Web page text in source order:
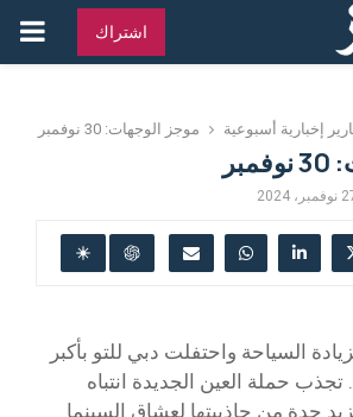
اشتراك
إخبارية أسبوعية موجز الوجهات: 30 نوفمبر
2024
السياحة واحتفلت دبي للتو بأكبر
تجذب حملة العين الجديدة انتباه
جدة من جاذبيتها لعشاق السينما